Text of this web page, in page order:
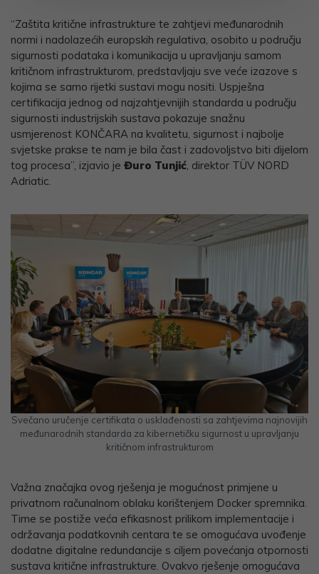
“Zaštita kritične infrastrukture te zahtjevi međunarodnih
normi i nadolazećih europskih regulativa, osobito u području
sigurnosti podataka i komunikacija u upravljanju samom
kritičnom infrastrukturom, predstavljaju sve veće izazove s
kojima se samo rijetki sustavi mogu nositi. Uspješna
certifikacija jednog od najzahtjevnijih standarda u području
sigurnosti industrijskih sustava pokazuje snažnu
usmjerenost KONČARA na kvalitetu, sigurnost i najbolje
svjetske prakse te nam je bila čast i zadovoljstvo biti dijelom
tog procesa”, izjavio je Đuro Tunjić, direktor TÜV NORD
Adriatic.
Svečano uručenje certifikata o usklađenosti sa zahtjevima najnovijih
međunarodnih standarda za kibernetičku sigurnost u upravljanju
kritičnom infrastrukturom
Važna značajka ovog rješenja je mogućnost primjene u
privatnom računalnom oblaku korištenjem Docker spremnika.
Time se postiže veća efikasnost prilikom implementacije i
održavanja podatkovnih centara te se omogućava uvođenje
dodatne digitalne redundancije s ciljem povećanja otpornosti
sustava kritične infrastrukture. Ovakvo rješenje omogućava